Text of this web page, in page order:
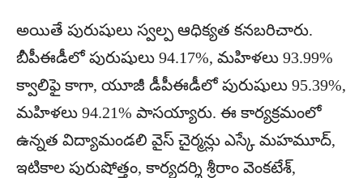
అయితే పురుషులు స్వల్ప ఆధిక్యత కనబరిచారు.
బీపీఈడీలో పురుషులు 94.17%, మహిళలు 93.99%
క్వాలిఫై కాగా, యూజీ డీపీఈడీలో పురుషులు 95.39%,
మహిళలు 94.21% పాసయ్యారు. ఈ కార్యక్రమంలో
ఉన్నత విద్యామండలి వైస్‌ చైర్మన్లు ఎస్కే మహమూద్‌,
ఇటికాల పురుషోత్తం, కార్యదర్శి శ్రీరాం వెంకటేశ్‌,